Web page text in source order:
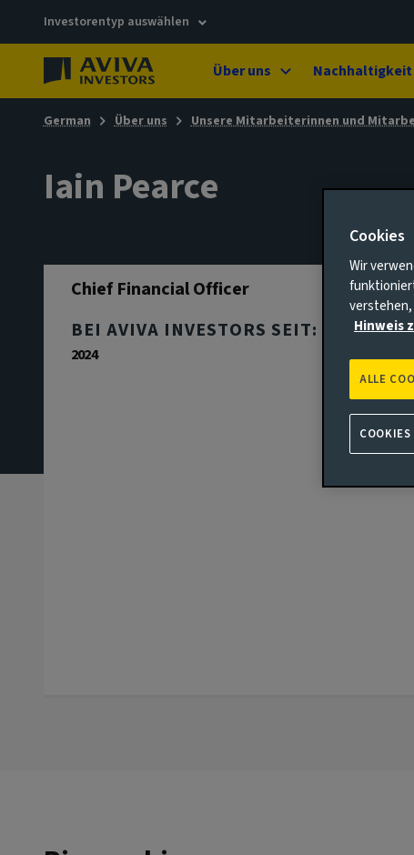
Investorentyp auswählen
Über uns Nachhaltigkeit
German Über uns Unsere Mitarbeiterinnen und
Iain Pearce
Chief Financial Officer
BEI AVIVA INVESTORS SEIT:
2024
Cookies
Wir
verstehen,
Hinweis
ALLE
COOKIES